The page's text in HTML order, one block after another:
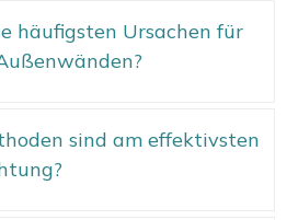
häufigsten Ursachen für
sind am effektivsten